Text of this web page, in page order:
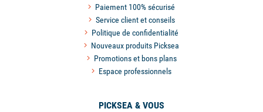
Paiement 100% sécurisé
Service client et conseils
Politique de confidentialité
Nouveaux produits Picksea
Promotions et bons plans
Espace professionnels
PICKSEA & VOUS